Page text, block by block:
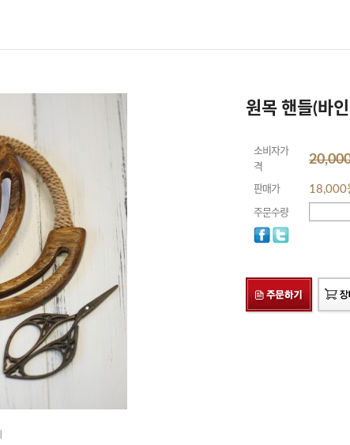
원목 핸들(바
소비자가
격
판매가 18,000
주문수량